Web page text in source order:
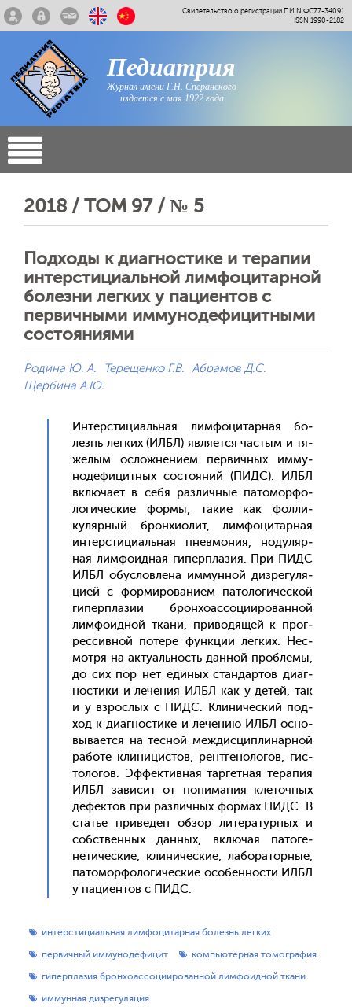
Свидетельство о регистрации ПИ N ФС77-34091
ISSN 1990-2182
Педиатрия
Журнал имени Г.Н. Сперанского
издается с мая 1922 года
2018 / ТОМ 97 / № 5
Подходы к диагностике и терапии
интерстициальной лимфоцитарной
болезни легких у пациентов с
первичными иммунодефицитными
состояниями
Родина Ю. А. Терещенко Г.В. Абрамов Д.С.
Щербина А.Ю.
Ин­тер­сти­ци­аль­ная лим­фо­цитар­ная бо­
лезнь лег­ких (ИЛБЛ) яв­ля­ет­ся час­тым и тя­
желым ос­ложне­ни­ем пер­вичных им­му­
ноде­фицит­ных сос­то­яний (ПИДC). ИЛБЛ
вклю­ча­ет в се­бя раз­личные па­томор­фо­
логи­чес­кие фор­мы, та­кие как фол­ли­
куляр­ный брон­хи­олит, лим­фо­цитар­ная
ин­тер­сти­ци­аль­ная пнев­мо­ния, но­дуляр­
ная лим­фо­ид­ная ги­пер­пла­зия. При ПИДС
ИЛБЛ обус­ловле­на им­мунной диз­ре­гуля­
ци­ей с фор­ми­рова­ни­ем па­толо­гичес­кой
ги­пер­пла­зии брон­хо­ас­со­ци­иро­ван­ной
лим­фо­ид­ной тка­ни, при­водя­щей к прог­
рессив­ной по­тере фун­кции лег­ких. Нес­
мотря на ак­ту­аль­ность дан­ной проб­ле­мы,
до сих пор нет еди­ных стан­дартов ди­аг­
ности­ки и ле­чения ИЛБЛ как у де­тей, так
и у взрос­лых с ПИДС. Кли­ничес­кий под­
ход к ди­аг­ности­ке и ле­чению ИЛБЛ ос­но­
выва­ет­ся на тес­ной меж­дисцип­ли­нар­ной
ра­боте кли­ницис­тов, рен­тге­ноло­гов, гис­
то­логов. Эф­фектив­ная тар­гетная те­рапия
ИЛБЛ за­висит от по­нима­ния кле­точ­ных
де­фек­тов при раз­личных фор­мах ПИДС. В
статье при­веден об­зор ли­тера­тур­ных и
собс­твен­ных дан­ных, вклю­чая па­тоге­
нети­чес­кие, кли­ничес­кие, ла­бора­тор­ные,
па­томор­фо­логи­чес­кие осо­бен­ности ИЛБЛ
у па­ци­ен­тов с ПИДС.
интерстициальная лимфоцитарная болезнь легких
первичный иммунодефицит
компьютерная томография
гиперплазия бронхоассоциированной лимфоидной ткани
иммунная дизрегуляция